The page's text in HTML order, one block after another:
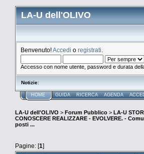
LA-U dell'OLIVO
Benvenuto!Accedi o registrati
Accesso con nome utente, password e durata
Notizie:
HOME GUIDA RICERCA AGENDA
LA-U dell'OLIVO > Forum Pubblico > LA-U
CONOSCERE REALIZZARE - EVOLVERE. -
posti ...
Pagine: [1]